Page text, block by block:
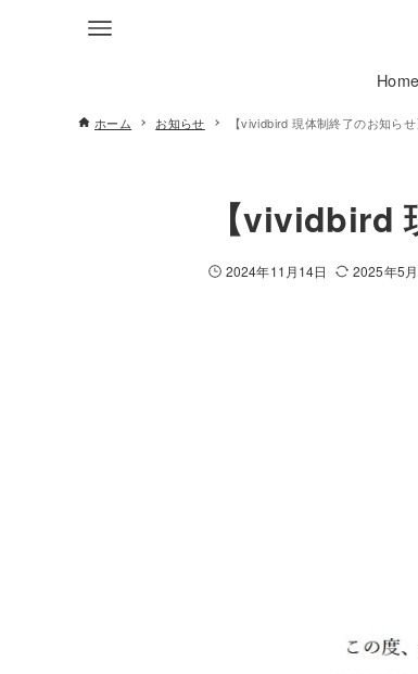
Home
ホーム お知らせ 【vividbird 現体制終了のお知らせ
【vividbird
2024年11月14日 2025年5